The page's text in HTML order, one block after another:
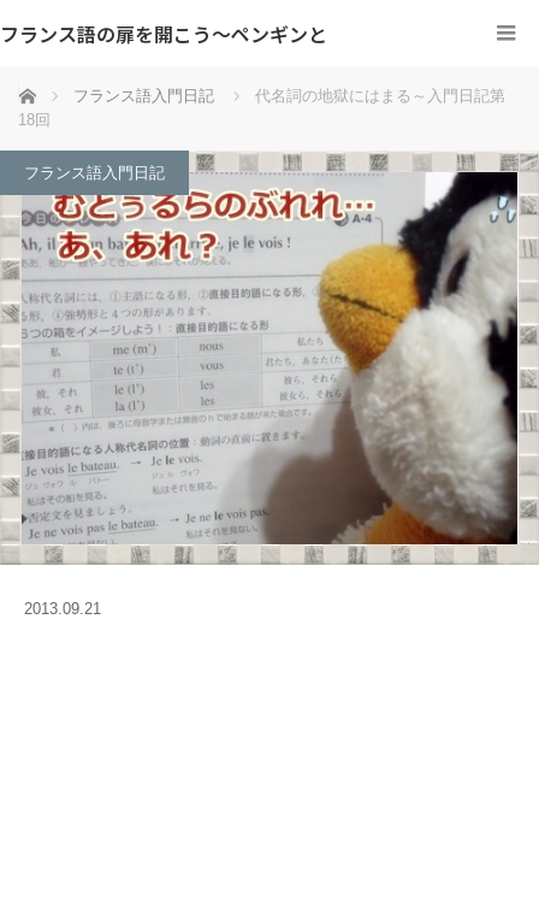
フランス語の扉を開こう～ペンギンと
ホーム フランス語入門日記
代名詞の地獄にはまる～入門日記第
18回
フランス語入門日記
2013.09.21